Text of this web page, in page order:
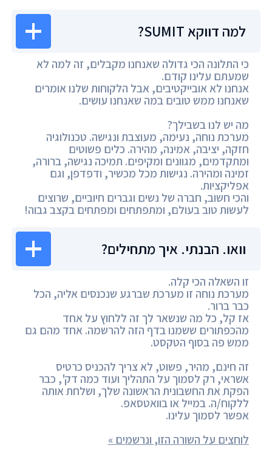
למה דווקא SUMIT?
כי התלונה הכי גדולה שאנחנו מקבלים, זה למה לא
שמעתם עלינו קודם.
אנחנו לא אובייקטיבים, אבל הלקוחות שלנו אומרים
שאנחנו ממש טובים במה שאנחנו עושים.
מה יש לנו בשבילך?
מערכת נוחה, נעימה, מעוצבת ונגישה. טכנולוגיה
חזקה, יציבה, אמינה, מהירה. כלים פשוטים
ומתקדמים, מגוונים ומקיפים. תמיכה נגישה, ברורה,
זמינה ומהירה. נגישות מכל מכשיר, ודפדפן, וגם
אפליקציות.
והכי חשוב, חברה של נשים וגברים חיוביים, שרוצים
לעשות טוב בעולם, ומתפתחים ומפתחים בקצב גבוה!
וואו. הבנתי. איך מתחילים?
זו השאלה הכי קלה.
מערכת נוחה זו מערכת שברגע שנכנסים אליה, הכל
כבר ברור.
אז קל, כל מה שנשאר לך זה ללחוץ על אחד
מהכפתורים ששמנו בדף הזה להרשמה. אחד מהם גם
ממש פה בסוף הטקסט.
זה חינם, מהיר, פשוט, לא צריך להכניס כרטיס
אשראי, רק לסמוך על התהליך ועוד כמה דק', כבר
הפקת את החשבונית הראשונה שלך, ושלחת אותה
ללקוח/ה. במייל או בוואטסאפ.
אפשר לסמוך עלינו.
לוחצים על השורה הזו, ונרשמים »